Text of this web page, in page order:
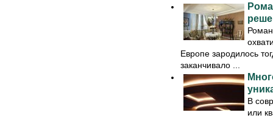
Европе зародилось
заканчивало ...
В
или